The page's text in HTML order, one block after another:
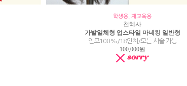
학생용, 재교육용
천혜사
가발일체형 업스타일 마네킹 일반형
인모100%/18인치/모든 시술 가능
100,000원